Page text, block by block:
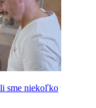
sme niekoľko